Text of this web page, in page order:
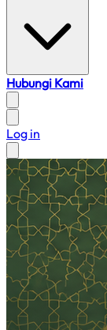
Hubungi Kami
Log in